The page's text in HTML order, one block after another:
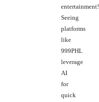
entertainment!
Seeing
platforms
like
999PHL
leverage
AI
for
quick